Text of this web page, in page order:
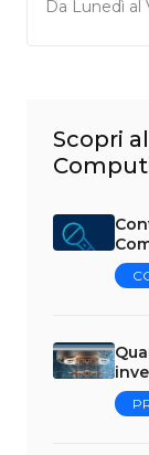
Da Lunedì al
Scopri